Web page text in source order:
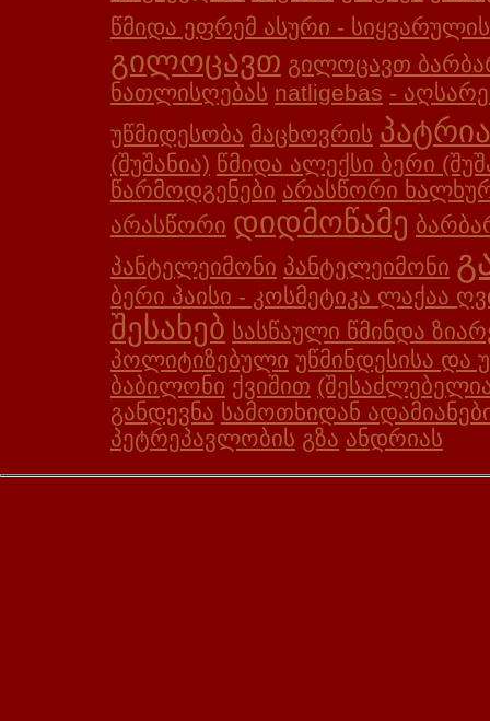
წმიდა ეფრემ ასური -
გილოცავთ გილოცავთ
ნათლისღებას natligebas -
უწმიდესობა მაცხოვრის
(შუშანია) წმიდა ალექსი ბერი
წარმოდგენები არასწორი
არასწორი დიდმოწამე
პანტელეიმონი პანტელეიმონი
ბერი პაისი - კოსმეტიკა ლაქაა
შესახებ სასწაული წმინდა
პოლიტიზებული უწმინდესისა და
ბაბილონი ქვიშით
განდევნა სამოთხიდან
პეტრეპავლობის გზა ანდრიას